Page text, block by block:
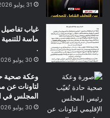
31 يوليو 2026
غياب
ماسة
.
30 يوليو 2026
وعكة صحية
لتاونات عن
المجلس في
30 يوليو 2026